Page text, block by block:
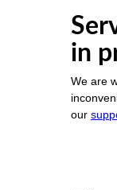
in
We are
our